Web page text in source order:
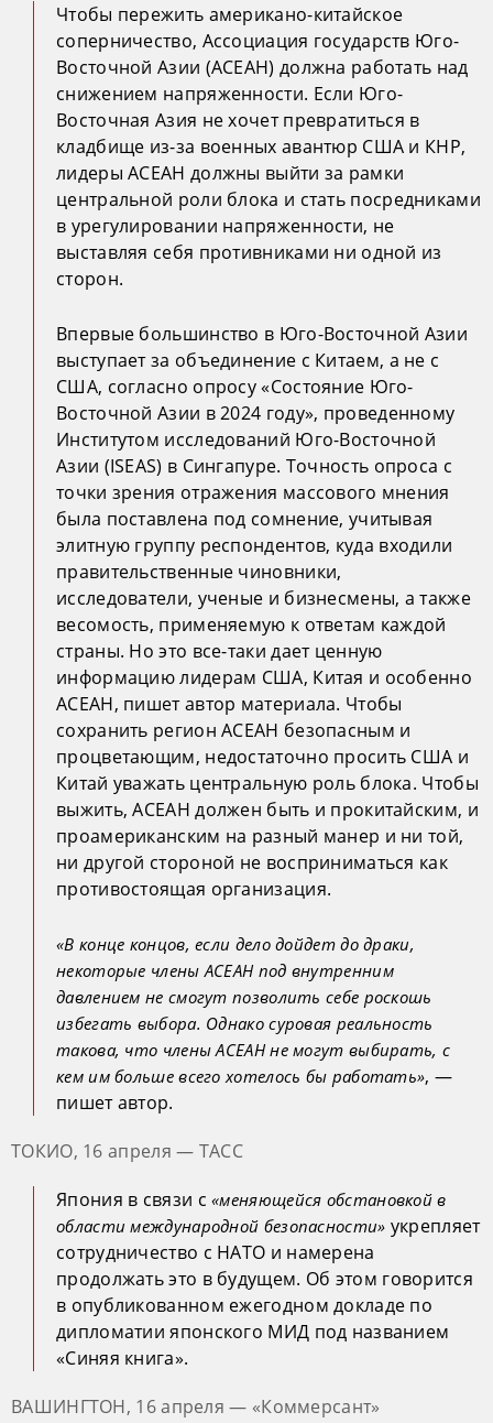
Чтобы пережить американо-китайское
соперничество, Ассоциация государств Юго-
Восточной Азии (АСЕАН) должна работать над
снижением напряженности. Если Юго-
Восточная Азия не хочет превратиться в
кладбище из-за военных авантюр США и КНР,
лидеры АСЕАН должны выйти за рамки
центральной роли блока и стать посредниками
в урегулировании напряженности, не
выставляя себя противниками ни одной из
сторон.
Впервые большинство в Юго-Восточной Азии
выступает за объединение с Китаем, а не с
США, согласно опросу «Состояние Юго-
Восточной Азии в 2024 году», проведенному
Институтом исследований Юго-Восточной
Азии (ISEAS) в Сингапуре. Точность опроса с
точки зрения отражения массового мнения
была поставлена под сомнение, учитывая
элитную группу респондентов, куда входили
правительственные чиновники,
исследователи, ученые и бизнесмены, а также
весомость, применяемую к ответам каждой
страны. Но это все-таки дает ценную
информацию лидерам США, Китая и особенно
АСЕАН, пишет автор материала. Чтобы
сохранить регион АСЕАН безопасным и
процветающим, недостаточно просить США и
Китай уважать центральную роль блока. Чтобы
выжить, АСЕАН должен быть и прокитайским, и
проамериканским на разный манер и ни той,
ни другой стороной не восприниматься как
противостоящая организация.
«В конце концов, если дело дойдет до драки,
некоторые члены АСЕАН под внутренним
давлением не смогут позволить себе роскошь
избегать выбора. Однако суровая реальность
такова, что члены АСЕАН не могут выбирать, с
кем им больше всего хотелось бы работать», —
пишет автор.
ТОКИО, 16 апреля — ТАСС
Япония в связи с«меняющейся обстановкой в
области международной безопасности» укрепляет
сотрудничество с НАТО и намерена
продолжать это в будущем. Об этом говорится
в опубликованном ежегодном докладе по
дипломатии японского МИД под названием
«Синяя книга».
ВАШИНГТОН, 16 апреля — «Коммерсант»